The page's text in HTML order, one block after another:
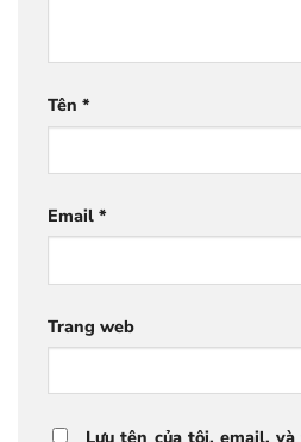
Tên *
Email *
Trang web